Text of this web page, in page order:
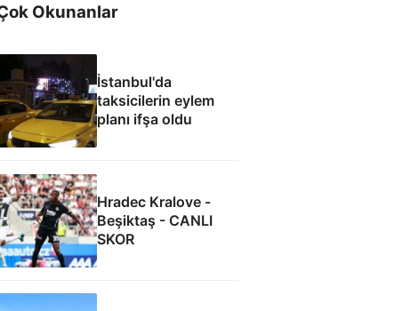
Okunanlar
İstanbul'da
taksicilerin eylem
planı ifşa oldu
Hradec Kralove -
Beşiktaş - CANLI
SKOR